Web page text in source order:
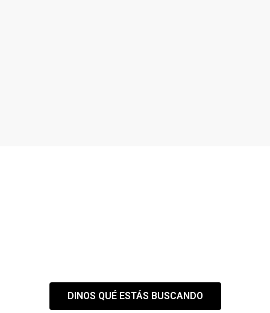
DINOS QUÉ ESTÁS BUSCANDO